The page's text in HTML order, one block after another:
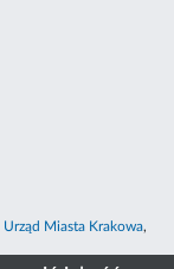
Urząd Miasta Krakowa,